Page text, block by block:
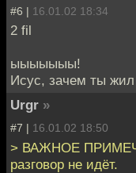
#6 | 16.01.02 18:34
2 fil
ыыыыыыы!
Исус, зачем ты жил
Urgr »
#7 | 16.01.02 18:50
> ВАЖНОЕ
разговор не идёт.